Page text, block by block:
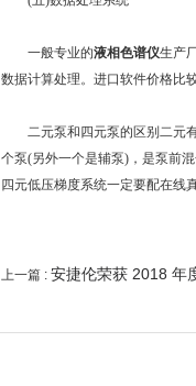
一般专业的液相色谱仪生产
数据计算处理。进口软件价格比
二元泵和四元泵的区别二元有
个泵(另外一个是辅泵)，是泵前
四元低压梯度系统一定要配在线
上一篇 : 安捷伦荣获 2018 年